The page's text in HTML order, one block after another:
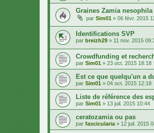
Graines Zamia
par Sim01 » 06 févr. 2015
Identifications SVP
par breizh29 » 11 nov. 2015
Crowdfunding et
par Sim01 » 23 oct. 2015 18:18
Est ce que quelqu'un a
par Sim01 » 04 oct. 2015 12:18
Liste de référence des
par Sim01 » 13 juil. 2015 10:44
ceratozamia ou pas
par fascicularia » 12 juil. 2015